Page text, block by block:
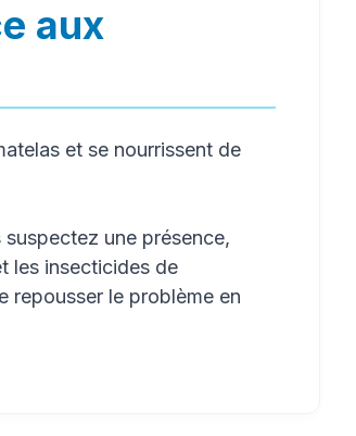
aux
et se nourrissent de
une présence,
les insecticides de
repousser le problème en